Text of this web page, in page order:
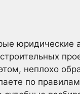
неплохо
по